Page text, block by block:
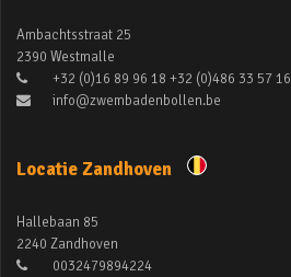
Ambachtsstraat 25
2390 Westmalle
+32 (0)16 89 96 18 +32 (0)486 33 57 16
info@zwembadenbollen.be
Locatie Zandhoven
Hallebaan 85
2240 Zandhoven
0032479894224